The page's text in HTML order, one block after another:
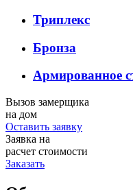
Триплекс
Бронза
Армированное
Вызов замерщика
на дом
Оставить заявку
Заявка на
расчет стоимости
Заказать